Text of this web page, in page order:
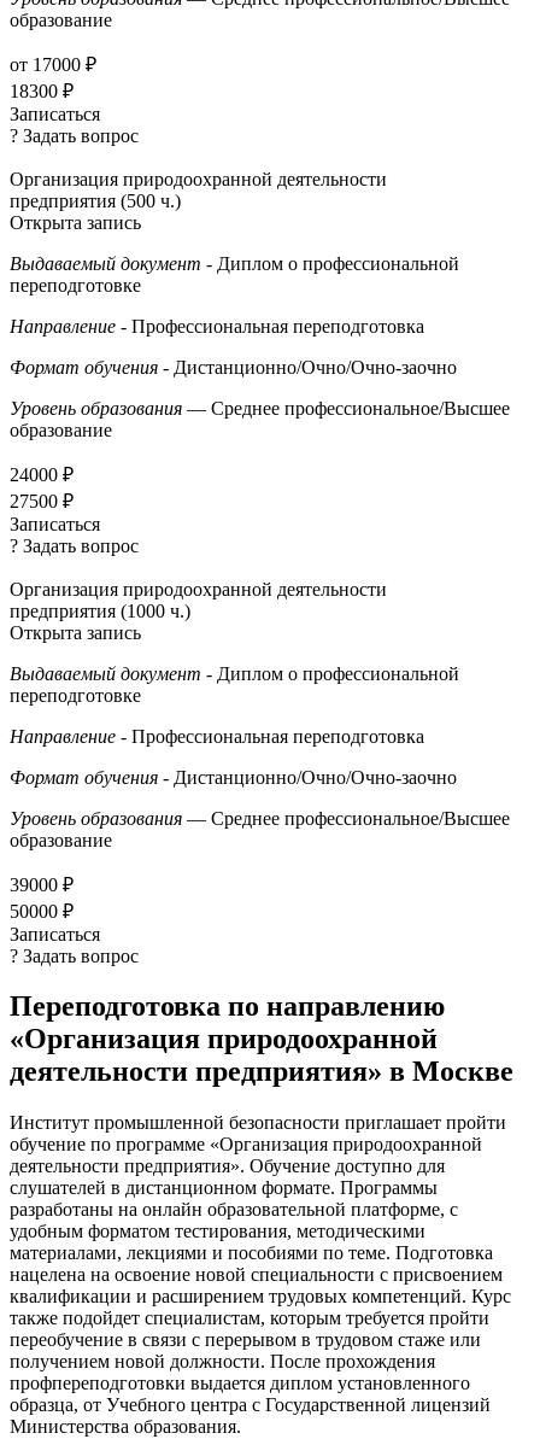
образование
от 17000 ₽
18300 ₽
Записаться
? Задать вопрос
Организация природоохранной деятельности
предприятия (500 ч.)
Открыта запись
Выдаваемый документ - Диплом о профессиональной
переподготовке
Направление - Профессиональная переподготовка
Формат обучения - Дистанционно/Очно/Очно-заочно
Уровень образования — Среднее профессиональное/Высшее
образование
24000 ₽
27500 ₽
Записаться
? Задать вопрос
Организация природоохранной деятельности
предприятия (1000 ч.)
Открыта запись
Выдаваемый документ - Диплом о профессиональной
переподготовке
Направление - Профессиональная переподготовка
Формат обучения - Дистанционно/Очно/Очно-заочно
Уровень образования — Среднее профессиональное/Высшее
образование
39000 ₽
50000 ₽
Записаться
? Задать вопрос
Переподготовка по направлению
«Организация природоохранной
деятельности предприятия» в Москве
Институт промышленной безопасности приглашает пройти
обучение по программе «Организация природоохранной
деятельности предприятия». Обучение доступно для
слушателей в дистанционном формате. Программы
разработаны на онлайн образовательной платформе, с
удобным форматом тестирования, методическими
материалами, лекциями и пособиями по теме. Подготовка
нацелена на освоение новой специальности с присвоением
квалификации и расширением трудовых компетенций. Курс
также подойдет специалистам, которым требуется пройти
переобучение в связи с перерывом в трудовом стаже или
получением новой должности. После прохождения
профпереподготовки выдается диплом установленного
образца, от Учебного центра с Государственной лицензий
Министерства образования.